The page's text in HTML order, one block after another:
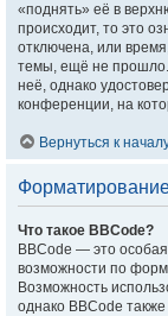
«поднять» её в
происходит, то это
отключена, или
темы, ещё не прошло.
неё, однако
конференции, на
Вернуться к
Что такое BBCode?
BBCode — это
возможности по
Возможность
однако BBCode